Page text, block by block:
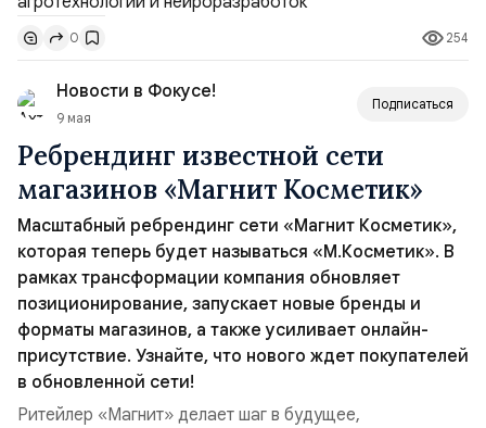
лимитированной линейки молочной продукции под
названием «Нейромолоко». Проект сочетает
несколько направлений: агротехнологии,
нейроразработки и визуальные коммуникации. Его
можно расс...
0 254
Новости в Фокусе!
9 мая
Подписаться
Ребрендинг известной сети
магазинов «Магнит Косметик»
Масштабный ребрендинг сети «Магнит Косметик»,
которая теперь будет называться «М.Косметик». В
рамках трансформации компания обновляет
позиционирование, запускает новые бренды и
форматы магазинов, а также усиливает онлайн-
присутствие. Узнайте, что нового ждет покупателей
в обновленной сети!
Ритейлер «Магнит» делает шаг в будущее,